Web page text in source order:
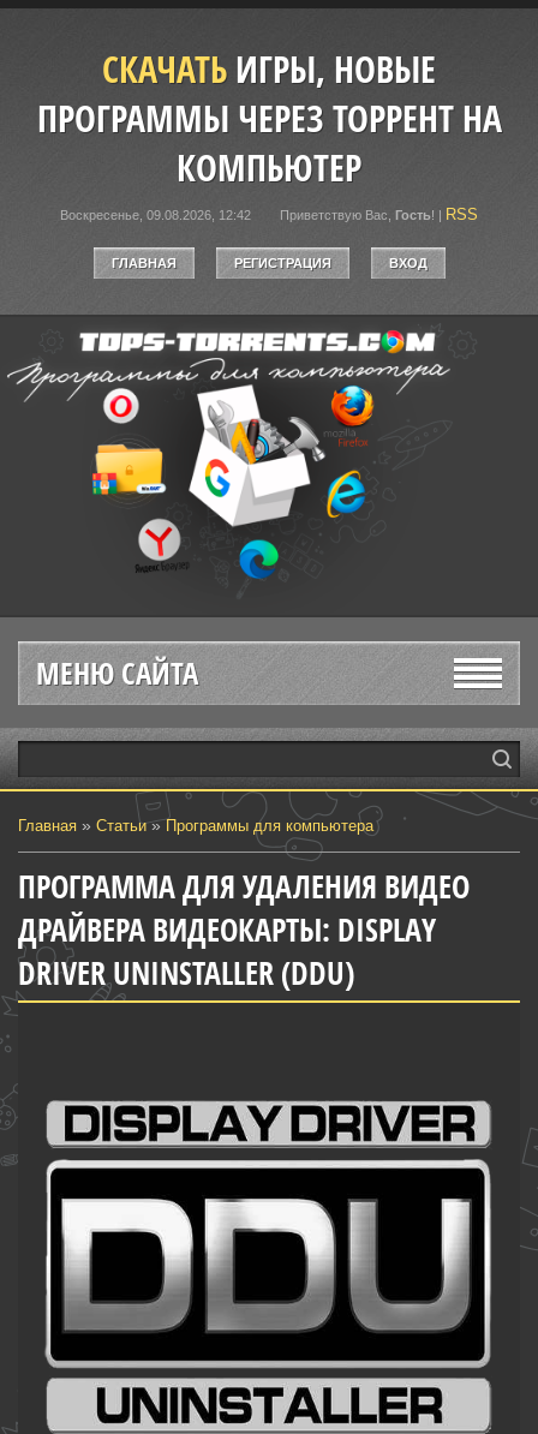
СКАЧАТЬИГРЫ, НОВЫЕ
ПРОГРАММЫ ЧЕРЕЗ ТОРРЕНТ НА
КОМПЬЮТЕР
Воскресенье, 09.08.2026, 12:42 Приветствую Вас Гость! | RSS
ГЛАВНАЯ РЕГИСТРАЦИЯ ВХОД
МЕНЮ САЙТА
Главная » Статьи»Программы для компьютера
ПРОГРАММА ДЛЯ УДАЛЕНИЯ ВИДЕО
ДРАЙВЕРА ВИДЕОКАРТЫ: DISPLAY
DRIVER UNINSTALLER (DDU)